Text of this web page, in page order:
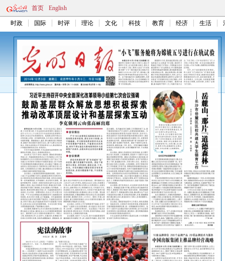
首页 English
时政 国际 时评 理论 文化 科技 教育 经济 生活